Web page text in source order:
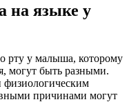
на языке у
рту у малыша, которому
могут быть разными.
физиологическим
причинами могут